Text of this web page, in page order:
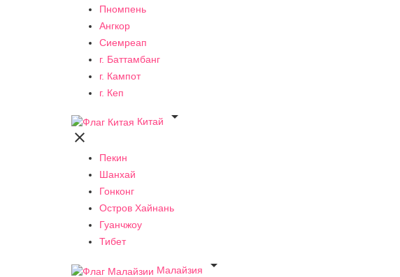
Пномпень
Ангкор
Сиемреап
г. Баттамбанг
г. Кампот
г. Кеп
Китай


Пекин
Шанхай
Гонконг
Остров Хайнань
Гуанчжоу
Тибет
Малайзия
